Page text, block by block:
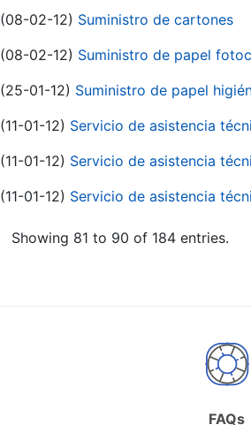
(08-02-12) Suministro de cartones
(08-02-12) Suministro de papel
(25-01-12) Suministro de papel
(11-01-12) Servicio de asistencia
(11-01-12) Servicio de asistencia
(11-01-12) Servicio de asistencia
Showing 81 to 90 of 184 entries.
FAQs